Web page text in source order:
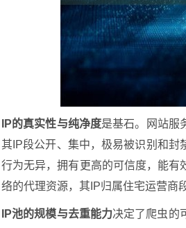
IP的真实性与纯净度是基石。网站服
其IP段公开、集中，极易被识别和封
行为无异，拥有更高的可信度，能有
络的代理资源，其IP归属住宅运营商
IP池的规模与去重能力决定了爬虫的